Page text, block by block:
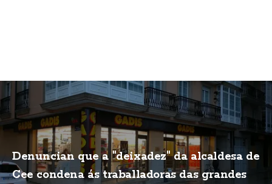
Denuncian que a "deixadez" da alcaldesa de
Cee condena ás traballadoras das grandes